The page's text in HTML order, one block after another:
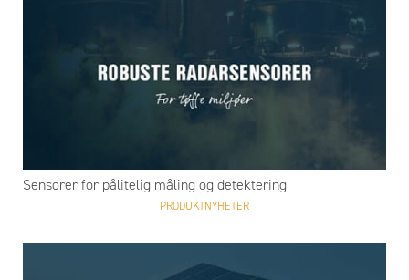
Sensorer for pålitelig måling og detektering
PRODUKTNYHETER